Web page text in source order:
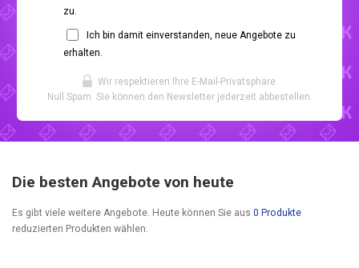
zu.
Ich bin damit einverstanden, neue Angebote zu
erhalten.
Wir respektieren Ihre E-Mail-Privatsphäre.
Null Spam. Sie können den Newsletter jederzeit abbestellen.
Die besten Angebote von heute
Es gibt viele weitere Angebote. Heute können Sie aus 0 Produkte
reduzierten Produkten wählen.